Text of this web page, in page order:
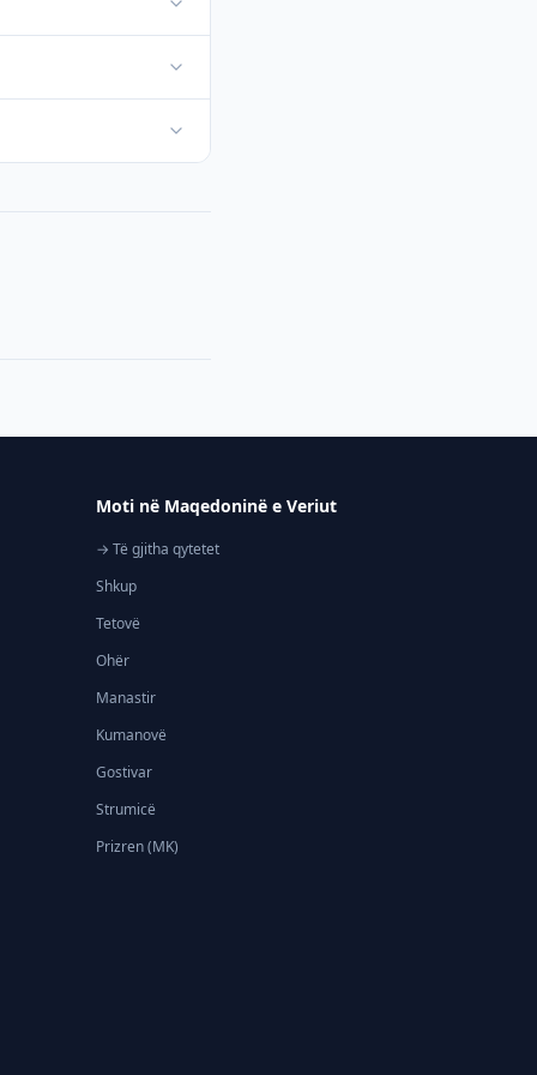
Moti në Maqedoninë e Veriut
→ Të gjitha qytetet
Shkup
Tetovë
Ohër
Manastir
Kumanovë
Gostivar
Strumicë
Prizren (MK)